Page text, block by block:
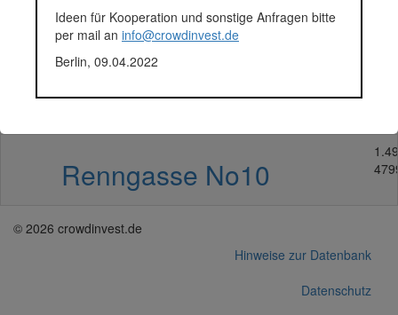
Gumpendorfer Straße 22
Undstraße 8
Renngasse No10
© 2026 crowdinvest.de
Hinweise zur Datenbank
Datenschutz
Ideen für Kooperation und sonstige Anfragen bitte
per mail an info@crowdinvest.de
Berlin, 09.04.2022